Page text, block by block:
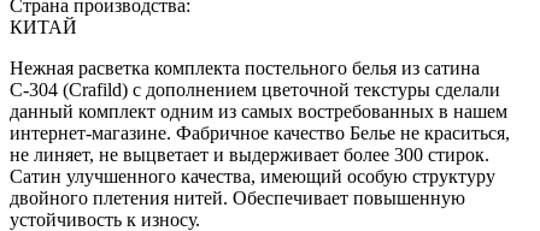
Страна производства:
КИТАЙ
Нежная расветка комплекта постельного белья из сатина
С-304 (Crafild) с дополнением цветочной текстуры сделали
данный комплект одним из самых востребованных в нашем
интернет-магазине. Фабричное качество Белье не краситься,
не линяет, не выцветает и выдерживает более 300 стирок.
Сатин улучшенного качества, имеющий особую структуру
двойного плетения нитей. Обеспечивает повышенную
устойчивость к износу.